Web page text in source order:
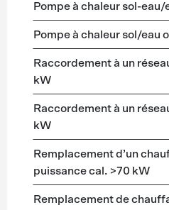
Pompe à chaleur sol-eau/
Pompe à chaleur sol/eau
Raccordement à un
kW
Raccordement à un
kW
Remplacement d’un
puissance cal. >70 kW
Remplacement de